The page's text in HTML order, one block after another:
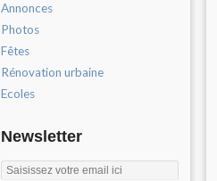
Annonces
Photos
Fêtes
Rénovation urbaine
Ecoles
Newsletter